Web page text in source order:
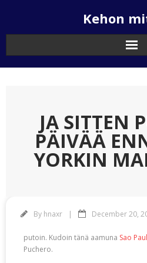
Kehon
JA SITTEN
PÄIVÄÄ
YORKIN
By hnaxr December 20,
putoin. Kudoin tänä aamuna Sao
Puchero.